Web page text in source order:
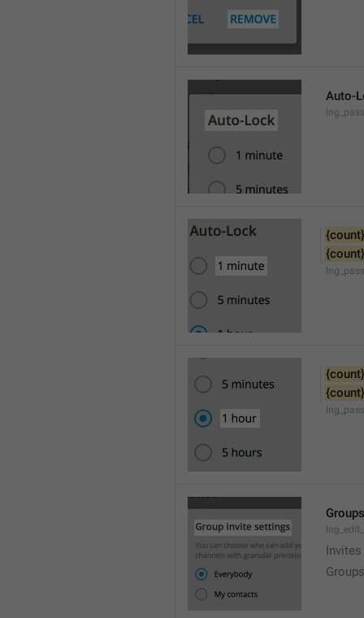
Auto-
{count}
{count}
{count}
{count}
Invites